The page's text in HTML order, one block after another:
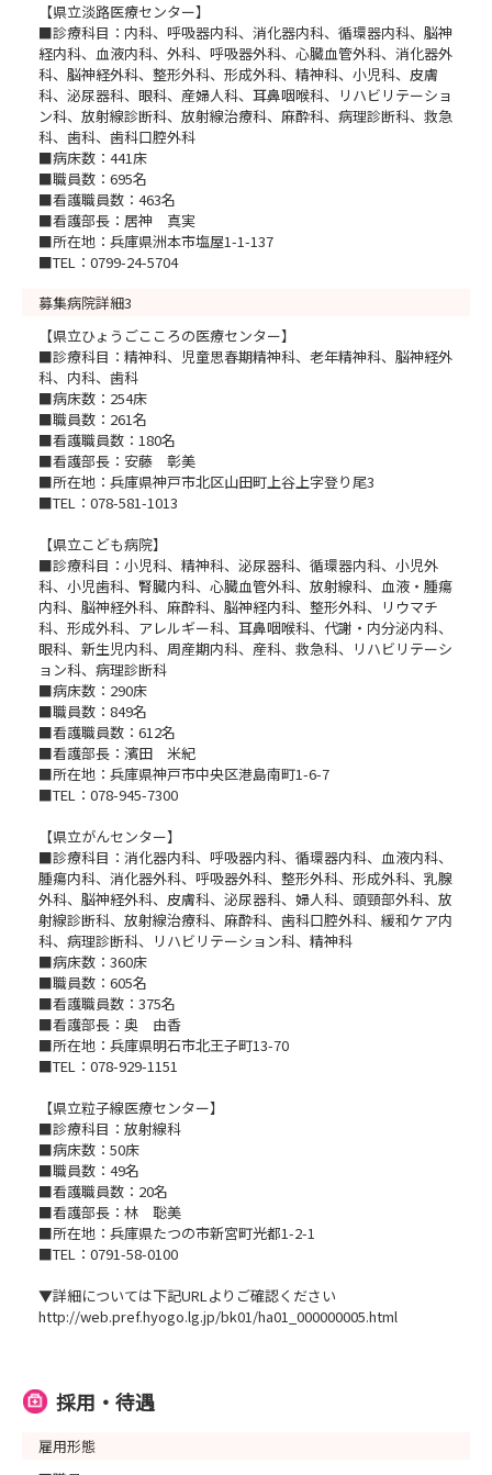
【県立淡路医療センター】
■診療科目：内科、呼吸器内科、消化器内科、循環器内科、脳神
経内科、血液内科、外科、呼吸器外科、心臓血管外科、消化器外
科、脳神経外科、整形外科、形成外科、精神科、小児科、皮膚
科、泌尿器科、眼科、産婦人科、耳鼻咽喉科、リハビリテーショ
ン科、放射線診断科、放射線治療科、麻酔科、病理診断科、救急
科、歯科、歯科口腔外科
■病床数：441床
■職員数：695名
■看護職員数：463名
■看護部長：居神 真実
■所在地：兵庫県洲本市塩屋1-1-137
■TEL：0799-24-5704
募集病院詳細3
【県立ひょうごこころの医療センター】
■診療科目：精神科、児童思春期精神科、老年精神科、脳神経外
科、内科、歯科
■病床数：254床
■職員数：261名
■看護職員数：180名
■看護部長：安藤 彰美
■所在地：兵庫県神戸市北区山田町上谷上字登り尾3
■TEL：078-581-1013
【県立こども病院】
■診療科目：小児科、精神科、泌尿器科、循環器内科、小児外
科、小児歯科、腎臓内科、心臓血管外科、放射線科、血液・腫瘍
内科、脳神経外科、麻酔科、脳神経内科、整形外科、リウマチ
科、形成外科、アレルギー科、耳鼻咽喉科、代謝・内分泌内科、
眼科、新生児内科、周産期内科、産科、救急科、リハビリテーシ
ョン科、病理診断科
■病床数：290床
■職員数：849名
■看護職員数：612名
■看護部長：濱田 米紀
■所在地：兵庫県神戸市中央区港島南町1-6-7
■TEL：078-945-7300
【県立がんセンター】
■診療科目：消化器内科、呼吸器内科、循環器内科、血液内科、
腫瘍内科、消化器外科、呼吸器外科、整形外科、形成外科、乳腺
外科、脳神経外科、皮膚科、泌尿器科、婦人科、頭頸部外科、放
射線診断科、放射線治療科、麻酔科、歯科口腔外科、緩和ケア内
科、病理診断科、リハビリテーション科、精神科
■病床数：360床
■職員数：605名
■看護職員数：375名
■看護部長：奥 由香
■所在地：兵庫県明石市北王子町13-70
■TEL：078-929-1151
【県立粒子線医療センター】
■診療科目：放射線科
■病床数：50床
■職員数：49名
■看護職員数：20名
■看護部長：林 聡美
■所在地：兵庫県たつの市新宮町光都1-2-1
■TEL：0791-58-0100
▼詳細については下記URLよりご確認ください
http://web.pref.hyogo.lg.jp/bk01/ha01_000000005.html
採用・待遇
雇用形態